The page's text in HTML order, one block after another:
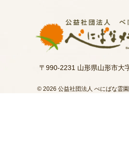
〒990-2231 山形県山形市大
© 2026 公益社団法人 べにばな霊